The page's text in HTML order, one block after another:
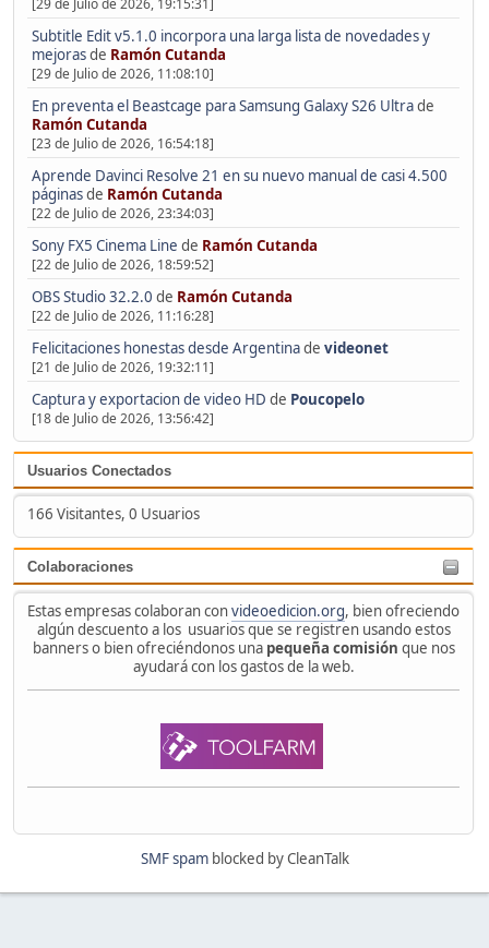
[29 de Julio de 2026, 19:15:31]
Subtitle Edit v5.1.0 incorpora una larga lista de novedades y
mejorasde Ramón Cutanda
[29 de Julio de 2026, 11:08:10]
En preventa el Beastcage para Samsung Galaxy S26 Ultrade
Ramón Cutanda
[23 de Julio de 2026, 16:54:18]
Aprende Davinci Resolve 21 en su nuevo manual de casi 4.500
páginasde Ramón Cutanda
[22 de Julio de 2026, 23:34:03]
Sony FX5 Cinema Line de Ramón Cutanda
[22 de Julio de 2026, 18:59:52]
OBS Studio 32.2.0 de Ramón Cutanda
[22 de Julio de 2026, 11:16:28]
Felicitaciones honestas desde Argentinade videonet
[21 de Julio de 2026, 19:32:11]
Captura y exportacion de video HD de Poucopelo
[18 de Julio de 2026, 13:56:42]
Usuarios Conectados
166 Visitantes, 0 Usuarios
Colaboraciones
Estas empresas colaboran convideoedicion.org, bien ofreciendo
algún descuento a los usuarios que se registren usando estos
banners o bien ofreciéndonos una pequeña comisión que nos
ayudará con los gastos de la web.
SMF spamblocked by CleanTalk